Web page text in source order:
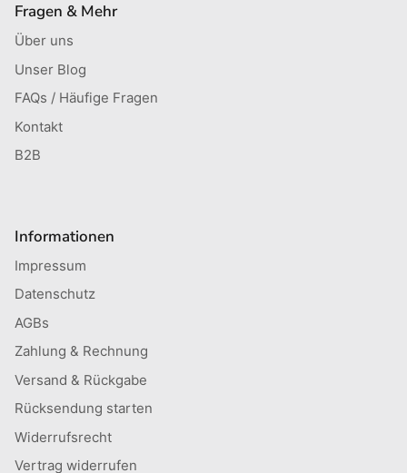
Fragen & Mehr
Über uns
Unser Blog
FAQs / Häufige Fragen
Kontakt
B2B
Informationen
Impressum
Datenschutz
AGBs
Zahlung & Rechnung
Versand & Rückgabe
Rücksendung starten
Widerrufsrecht
Vertrag widerrufen